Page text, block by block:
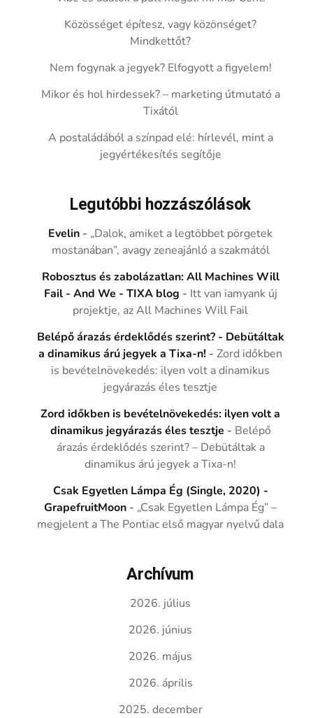
Közösséget építesz, vagy közönséget?
Mindkettőt?
Nem fogynak a jegyek? Elfogyott a figyelem!
Mikor és hol hirdessek? – marketing útmutató a
Tixától
A postaládából a színpad elé: hírlevél, mint a
jegyértékesítés segítője
Legutóbbi hozzászólások
Evelin - „Dalok, amiket a legtöbbet pörgetek
mostanában”, avagy zeneajánló a szakmától
Robosztus és zabolázatlan: All Machines Will
Fail - And We - TIXA blog - Itt van iamyank új
projektje, az All Machines Will Fail
Belépő árazás érdeklődés szerint? - Debütáltak
a dinamikus árú jegyek a Tixa-n! -Zord időkben
is bevételnövekedés: ilyen volt a dinamikus
jegyárazás éles tesztje
Zord időkben is bevételnövekedés: ilyen volt a
dinamikus jegyárazás éles tesztje - Belépő
árazás érdeklődés szerint? – Debütáltak a
dinamikus árú jegyek a Tixa-n!
Csak Egyetlen Lámpa Ég (Single, 2020) -
GrapefruitMoon - „Csak Egyetlen Lámpa Ég” –
megjelent a The Pontiac első magyar nyelvű dala
Archívum
2026. július
2026. június
2026. május
2026. április
2025. december